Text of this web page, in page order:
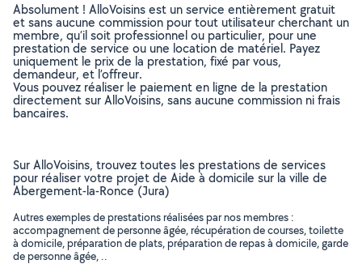
Absolument ! AlloVoisins est un service entièrement gratuit
et sans aucune commission pour tout utilisateur cherchant un
membre, qu’il soit professionnel ou particulier, pour une
prestation de service ou une location de matériel. Payez
uniquement le prix de la prestation, fixé par vous,
demandeur, et l’offreur.
Vous pouvez réaliser le paiement en ligne de la prestation
directement sur AlloVoisins, sans aucune commission ni frais
bancaires.
Sur AlloVoisins, trouvez toutes les prestations de services
pour réaliser votre projet de Aide à domicile sur la ville de
Abergement-la-Ronce (Jura)
Autres exemples de prestations réalisées par nos membres :
accompagnement de personne âgée, récupération de courses, toilette
à domicile, préparation de plats, préparation de repas à domicile, garde
de personne âgée, ..